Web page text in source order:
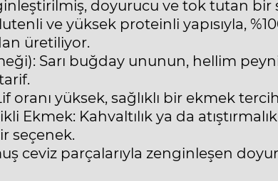
doyurucu ve tok tutan bir
ve yüksek proteinli yapısıyla,
üretiliyor.
Sarı buğday ununun, hellim
oranı yüksek, sağlıklı bir ekmek
Ekmek: Kahvaltılık ya da
seçenek.
ceviz parçalarıyla zenginleşen